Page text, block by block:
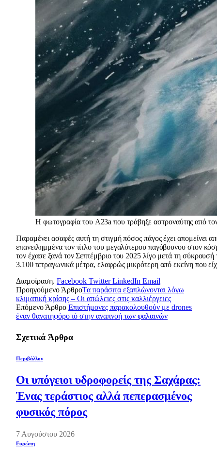
Η φωτογραφία του A23a που τράβηξε αστροναύτης από
Παραμένει ασαφές αυτή τη στιγμή πόσος πάγος έχει απομείνει
επανειλημμένα τον τίτλο του μεγαλύτερου παγόβουνου στον
τον έχασε ξανά τον Σεπτέμβριο του 2025 λίγο μετά τη
3.100 τετραγωνικά μέτρα, ελαφρώς μικρότερη από εκείνη που
Διαμοίραση. Facebook Twitter LinkedIn Email
Προηγούμενο ΆρθροΤα παράσιτα εξαπλώνονται λόγω
κλιματική κρίσης – Οι απώλειες στις καλλιέργειες
Επόμενο Άρθρο Επιστήμονες παρακολουθούν με drones
έναν θανατηφόρο ιό στην αναπνοή των φαλαινών
Σχετικά Άρθρα
Περιβάλλον
Οι υπόγειοι υδροφορείς της Σαχάρας:
Ένας τεράστιος αλλά πεπερασμένος
φυσικός πόρος
7 Αυγούστου 2026
Ευρώπη